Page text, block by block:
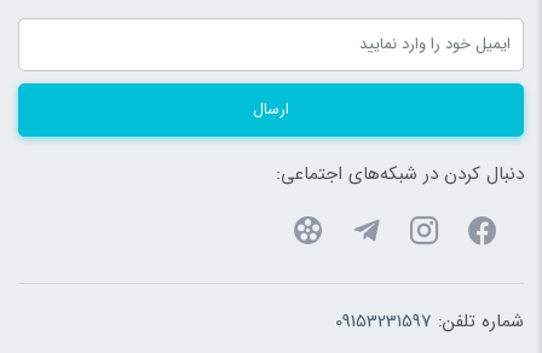
لباس، کیف و کفش ترمه را تولید می کنند.
دستگاه لیزر برش چوب:
ارسال
دنبال کردن در شبکه‌های اجتماعی:
شماره تلفن: 09153231597